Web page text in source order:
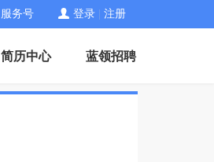
服务号 登录 注册
简历中心 蓝领招聘